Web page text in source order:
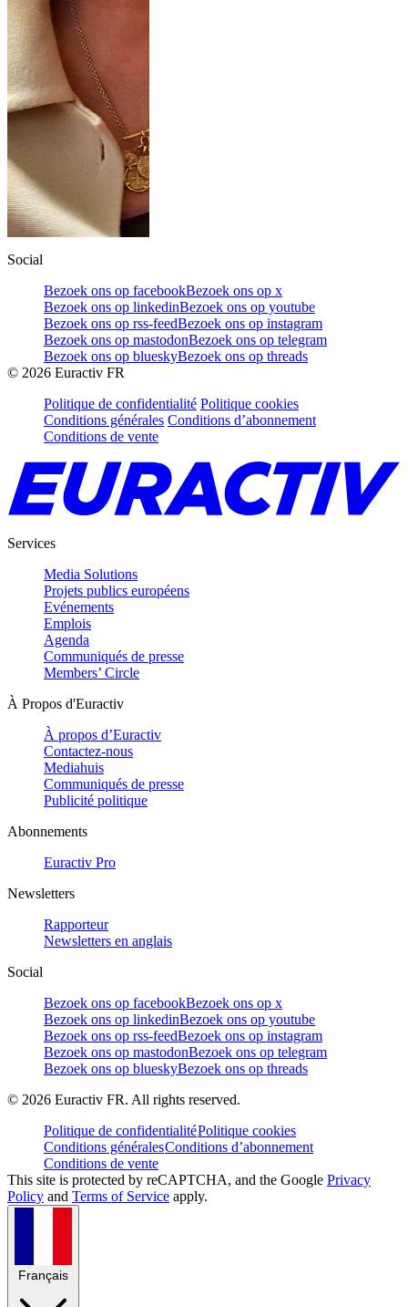
Social
Bezoek ons op facebookBezoek ons op x
Bezoek ons op linkedinBezoek ons op youtube
Bezoek ons op rss-feedBezoek ons op instagram
Bezoek ons op mastodonBezoek ons op telegram
Bezoek ons op blueskyBezoek ons op threads
© 2026 Euractiv FR
Politique de confidentialité Politique cookies
Conditions générales Conditions d’abonnement
Conditions de vente
Services
Media Solutions
Projets publics européens
Evénements
Emplois
Agenda
Communiqués de presse
Members’ Circle
À Propos d'Euractiv
À propos d’Euractiv
Contactez-nous
Mediahuis
Communiqués de presse
Publicité politique
Abonnements
Euractiv Pro
Newsletters
Rapporteur
Newsletters en anglais
Social
Bezoek ons op facebookBezoek ons op x
Bezoek ons op linkedinBezoek ons op youtube
Bezoek ons op rss-feedBezoek ons op instagram
Bezoek ons op mastodonBezoek ons op telegram
Bezoek ons op blueskyBezoek ons op threads
© 2026 Euractiv FR. All rights reserved.
Politique de confidentialitéPolitique cookies
Conditions généralesConditions d’abonnement
Conditions de vente
This site is protected by reCAPTCHA, and the Google Privacy
Policy and Terms of Service apply.
Français